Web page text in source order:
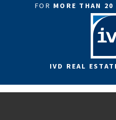
FOR MORE THAN
IVD REAL